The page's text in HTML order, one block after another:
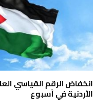
انخفاض الرقم القياسي
الأردنية في أسبوع